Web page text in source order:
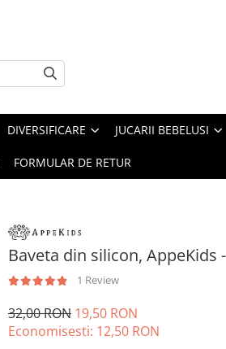
DIVERSIFICARE JUCARII BEBELUSI
FORMULAR DE RETUR
Baveta din silicon, AppeKids
1 Review
32,00 RON 19,50 RON
Economisesti: 12,50 RON